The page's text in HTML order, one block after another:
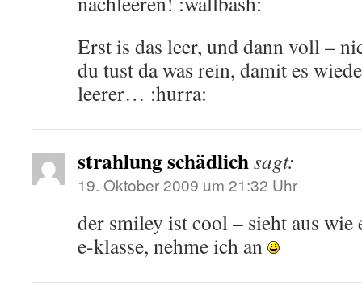
Erst is das leer, und dann voll –
du tust da was rein, damit es
leerer… :hurra:
strahlung schädlichsagt:
19. Oktober 2009 um 21:32 Uhr
der smiley ist cool – sieht aus wie
e-klasse, nehme ich an